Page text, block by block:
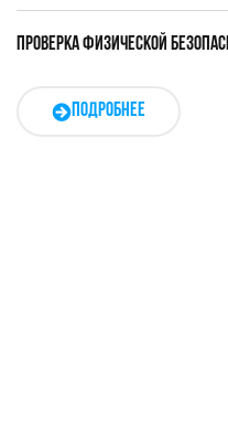
ПРОВЕРКА ФИЗИЧЕСКОЙ
ПОДРОБНЕЕ